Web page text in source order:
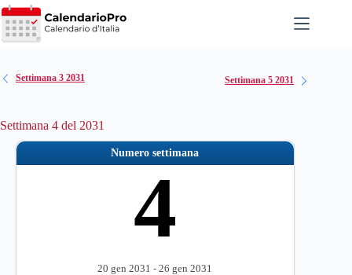
Salta
al
contenuto
Settimana 3 2031 Settimana 5 2031
Settimana 4 del 2031
Numero settimana
4
20 gen 2031 - 26 gen 2031